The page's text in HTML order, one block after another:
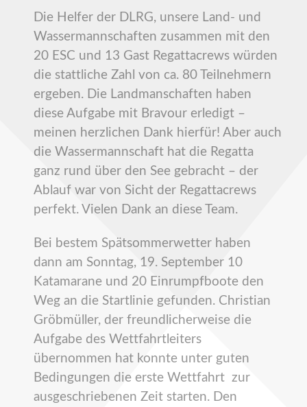
Die Helfer der DLRG, unsere Land- und
Wassermannschaften zusammen mit den
20 ESC und 13 Gast Regattacrews würden
die stattliche Zahl von ca. 80 Teilnehmern
ergeben. Die Landmanschaften haben
diese Aufgabe mit Bravour erledigt –
meinen herzlichen Dank hierfür! Aber auch
die Wassermannschaft hat die Regatta
ganz rund über den See gebracht – der
Ablauf war von Sicht der Regattacrews
perfekt. Vielen Dank an diese Team.
Bei bestem Spätsommerwetter haben
dann am Sonntag, 19. September 10
Katamarane und 20 Einrumpfboote den
Weg an die Startlinie gefunden. Christian
Gröbmüller, der freundlicherweise die
Aufgabe des Wettfahrtleiters
übernommen hat konnte unter guten
Bedingungen die erste Wettfahrt zur
ausgeschriebenen Zeit starten. Den